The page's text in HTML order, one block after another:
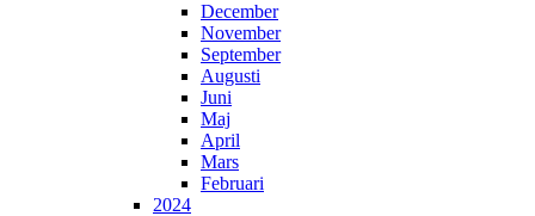
December
November
September
Augusti
Juni
Maj
April
Mars
Februari
2024